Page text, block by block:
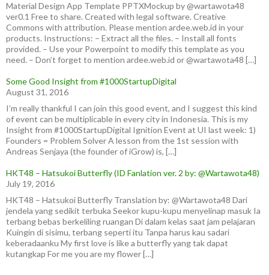
Material Design App Template PPTXMockup by @wartawota48
ver0.1 Free to share. Created with legal software. Creative
Commons with attribution. Please mention ardee.web.id in your
products. Instructions: – Extract all the files. – Install all fonts
provided. – Use your Powerpoint to modify this template as you
need. – Don’t forget to mention ardee.web.id or @wartawota48 […]
Some Good Insight from #1000StartupDigital
August 31, 2016
I’m really thankful I can join this good event, and I suggest this kind
of event can be multiplicable in every city in Indonesia. This is my
Insight from #1000StartupDigital Ignition Event at UI last week: 1)
Founders = Problem Solver A lesson from the 1st session with
Andreas Senjaya (the founder of iGrow) is, […]
HKT48 – Hatsukoi Butterfly (ID Fanlation ver. 2 by: @Wartawota48)
July 19, 2016
HKT48 – Hatsukoi Butterfly Translation by: @Wartawota48 Dari
jendela yang sedikit terbuka Seekor kupu-kupu menyelinap masuk Ia
terbang bebas berkeliling ruangan Di dalam kelas saat jam pelajaran
Kuingin di sisimu, terbang seperti itu Tanpa harus kau sadari
keberadaanku My first love is like a butterfly yang tak dapat
kutangkap For me you are my flower […]